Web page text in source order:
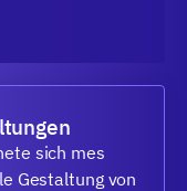
sich mes
Gestaltung von